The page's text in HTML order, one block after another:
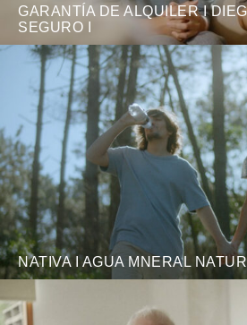
GARANTÍA DE ALQUILER I
SEGURO I
NATIVA I AGUA MNERAL